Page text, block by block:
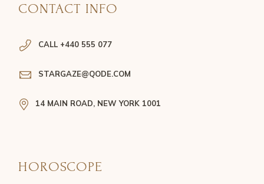
CONTACT INFO
CALL +440 555 077
STARGAZE@QODE.COM
14 MAIN ROAD, NEW YORK 1001
HOROSCOPE